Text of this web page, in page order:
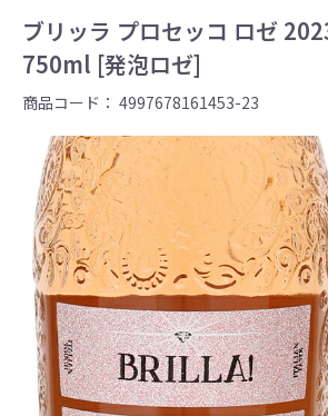
ブリッラ プロセッコ ロゼ
750ml [発泡ロゼ]
商品コード： 4997678161453-23